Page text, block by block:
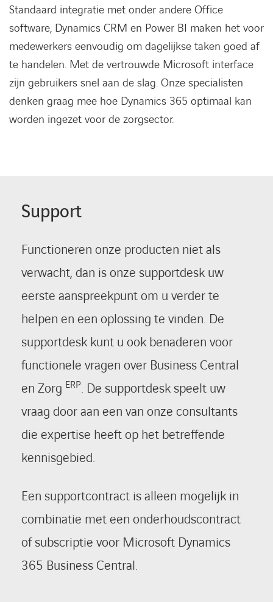
Standaard integratie met onder andere Office
software, Dynamics CRM en Power BI maken het voor
medewerkers eenvoudig om dagelijkse taken goed af
te handelen. Met de vertrouwde Microsoft interface
zijn gebruikers snel aan de slag. Onze specialisten
denken graag mee hoe Dynamics 365 optimaal kan
worden ingezet voor de zorgsector.
Support
Functioneren onze producten niet als
verwacht, dan is onze supportdesk uw
eerste aanspreekpunt om u verder te
helpen en een oplossing te vinden. De
supportdesk kunt u ook benaderen voor
functionele vragen over Business Central
en Zorg ERP. De supportdesk speelt uw
vraag door aan een van onze consultants
die expertise heeft op het betreffende
kennisgebied.
Een supportcontract is alleen mogelijk in
combinatie met een onderhoudscontract
of subscriptie voor Microsoft Dynamics
365 Business Central.